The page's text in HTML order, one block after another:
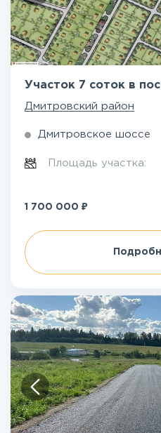
Участок 7 соток в
Дмитровский район
Дмитровское шоссе
Площадь участка:
1 700 000 ₽